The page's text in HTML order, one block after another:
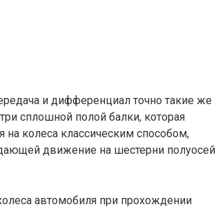
и дифференциал точно такие же
сплошной полой балки, которая
на колеса классическим способом,
движение на шестерни полуосей
автомобиля при прохождении